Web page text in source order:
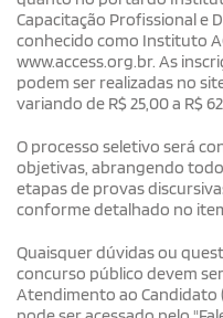
Capacitação Profissional e
conhecido como Instituto
www.access.org.br. As
podem ser realizadas no
variando de R$ 25,00 a R$
O processo seletivo será
objetivas, abrangendo
etapas de provas
conforme detalhado no
Quaisquer dúvidas ou
concurso público devem
Atendimento ao Candidato